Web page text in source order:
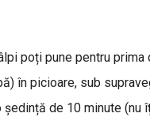
poți pune pentru prima
în picioare, sub
ședință de 10 minute (nu